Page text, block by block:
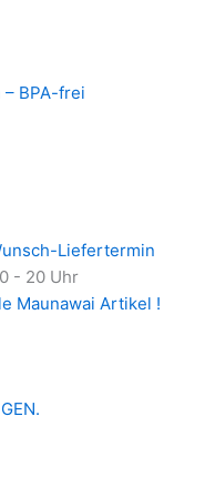
BPA-frei
Liefertermin
- 20 Uhr
Maunawai Artikel !